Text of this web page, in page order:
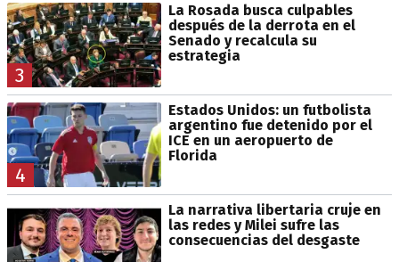
3
La Rosada busca culpables
después de la derrota en el
Senado y recalcula su
estrategia
4
Estados Unidos: un futbolista
argentino fue detenido por el
ICE en un aeropuerto de
Florida
La narrativa libertaria cruje en
las redes y Milei sufre las
consecuencias del desgaste